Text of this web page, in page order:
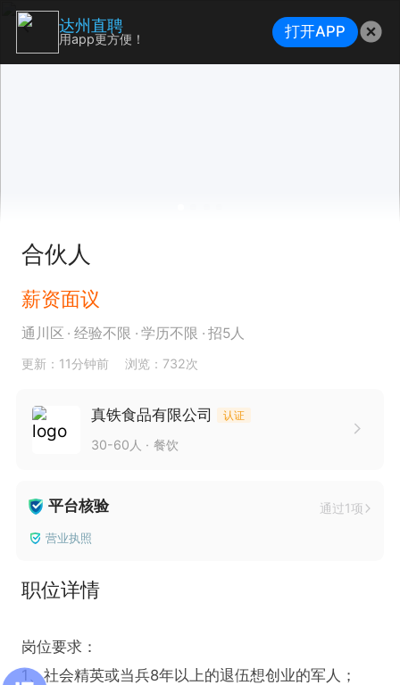
合伙人
薪资面议
通川区 经验不限 学历不限 招5人
更新：11分钟前 浏览：732次
真铁食品有限公司 认证
30-60人 餐饮
平台核验 通过1项
营业执照
职位详情
岗位要求：
1、社会精英或当兵8年以上的退伍想创业的军人；
达州直聘
用app更方便！ 打开APP